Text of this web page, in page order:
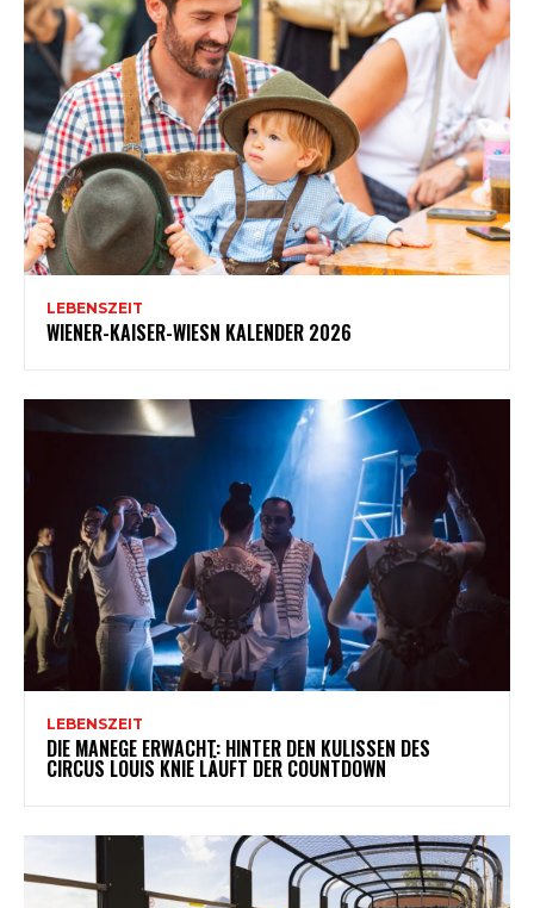
LEBENSZEIT
WIENER-KAISER-WIESN KALENDER 2026
LEBENSZEIT
DIE MANEGE ERWACHT: HINTER DEN KULISSEN DES
CIRCUS LOUIS KNIE LÄUFT DER COUNTDOWN